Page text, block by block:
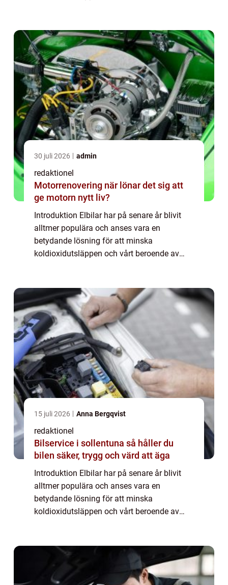
batte...
30 juli 2026 admin
redaktionel
Motorrenovering när lönar det sig att
ge motorn nytt liv?
Introduktion Elbilar har på senare år blivit
alltmer populära och anses vara en
betydande lösning för att minska
koldioxidutsläppen och vårt beroende av
batte...
15 juli 2026 Anna Bergqvist
redaktionel
Bilservice i sollentuna så håller du
bilen säker, trygg och värd att äga
Introduktion Elbilar har på senare år blivit
alltmer populära och anses vara en
betydande lösning för att minska
koldioxidutsläppen och vårt beroende av
batte...